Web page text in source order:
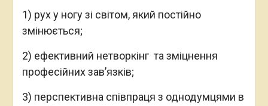
1) рух у ногу зі світом, який постійно
змінюється;
2) ефективний нетворкінг та зміцнення
професійних зав’язків;
3) перспективна співпраця з однодумцями в